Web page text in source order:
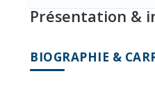
Présentation &
BIOGRAPHIE &